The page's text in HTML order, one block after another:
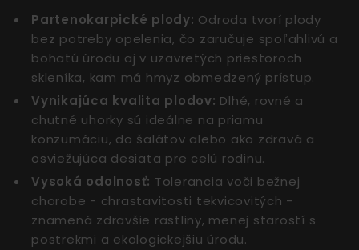
Partenokarpické plody: Odroda tvorí plody
bez potreby opelenia, čo zaručuje spoľahlivú a
bohatú úrodu aj v uzavretých priestoroch
skleníka, kam má hmyz obmedzený prístup.
Vynikajúca kvalita plodov: Dlhé, rovné a
chutné uhorky sú ideálne na priamu
konzumáciu, do šalátov alebo ako zdravá a
osviežujúca desiata pre celú rodinu.
Vysoká odolnosť: Tolerancia voči bežnej
chorobe - chrastavitosti tekvicovitých -
znamená zdravšie rastliny, menej starostí s
postrekmi a ekologickejšiu úrodu.